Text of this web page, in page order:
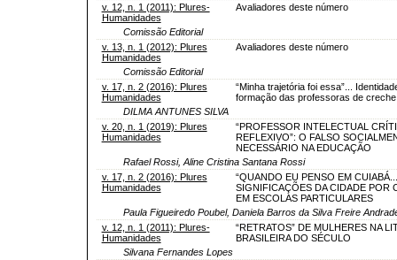
v. 12, n. 1 (2011): Plures-
Humanidades
Avaliadores deste número
Comissão Editorial
v. 13, n. 1 (2012): Plures
Humanidades
Avaliadores deste número
Comissão Editorial
v. 17, n. 2 (2016): Plures
Humanidades
“Minha trajetória foi essa”...
formação das professoras de creche
DILMA ANTUNES SILVA
v. 20, n. 1 (2019): Plures
Humanidades
“PROFESSOR INTELECTUAL
REFLEXIVO”: O FALSO
NECESSÁRIO NA EDUCAÇÃO
Rafael Rossi, Aline Cristina Santana Rossi
v. 17, n. 2 (2016): Plures
Humanidades
“QUANDO EU PENSO EM
SIGNIFICAÇÕES DA CIDADE POR
EM ESCOLAS PARTICULARES
Paula Figueiredo Poubel, Daniela Barros da Silva Freire
v. 12, n. 1 (2011): Plures-
Humanidades
“RETRATOS” DE MULHERES NA
BRASILEIRA DO SÉCULO
Silvana Fernandes Lopes